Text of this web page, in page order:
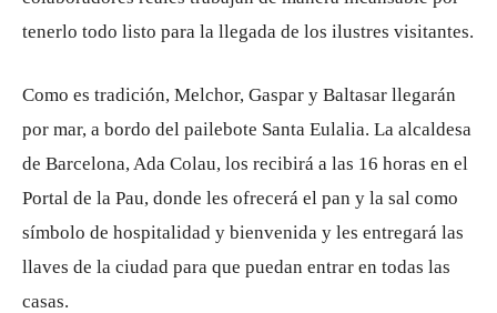
tenerlo todo listo para la llegada de los ilustres visitantes.
Como es tradición, Melchor, Gaspar y Baltasar llegarán
por mar, a bordo del pailebote Santa Eulalia. La alcaldesa
de Barcelona, Ada Colau, los recibirá a las 16 horas en el
Portal de la Pau, donde les ofrecerá el pan y la sal como
símbolo de hospitalidad y bienvenida y les entregará las
llaves de la ciudad para que puedan entrar en todas las
casas.